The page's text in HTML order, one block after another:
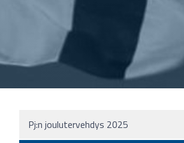
Pj:n joulutervehdys 2025